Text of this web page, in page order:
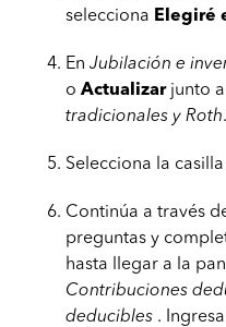
selecciona Elegiré
En Jubilación e
o Actualizarjunto a
tradicionales y Roth.
Selecciona la casilla
Continúa a través
preguntas y
hasta llegar a la
Contribuciones
deducibles .